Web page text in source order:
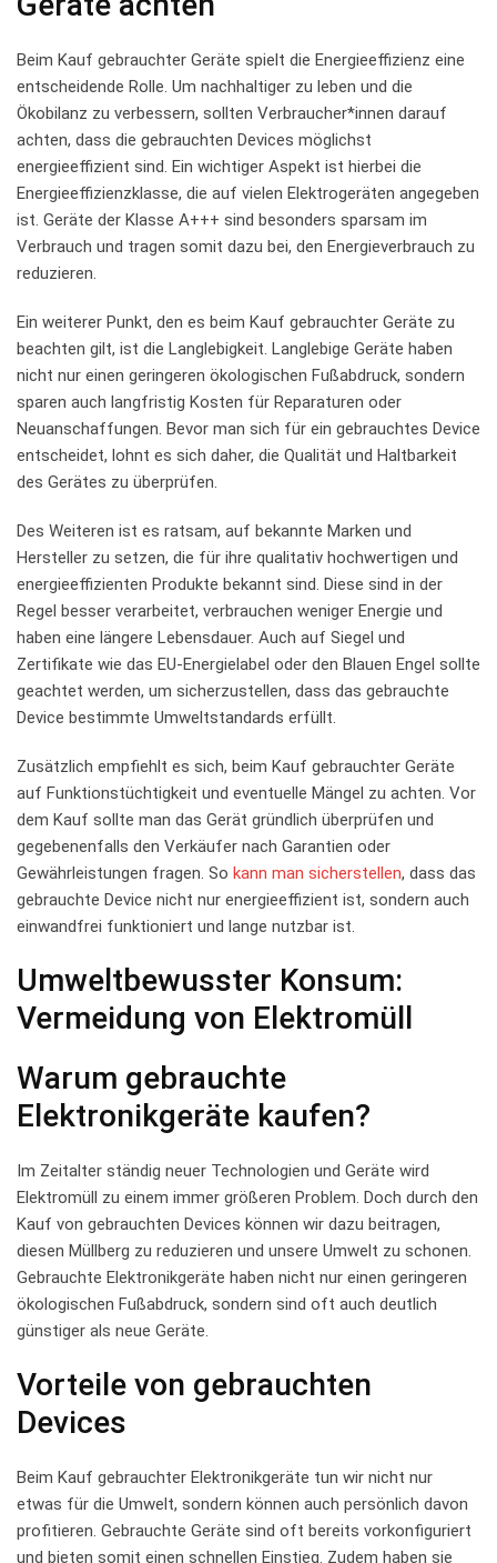
Beim Kauf gebrauchter Geräte spielt die Energieeffizienz eine
entscheidende Rolle. Um nachhaltiger zu leben und die
Ökobilanz zu verbessern,​ sollten Verbraucher*innen darauf
‌achten, dass die‍ gebrauchten Devices möglichst
energieeffizient⁢ sind. Ein wichtiger Aspekt⁤ ist ‍hierbei die
Energieeffizienzklasse, die auf vielen Elektrogeräten angegeben
ist. Geräte der Klasse A+++ sind besonders⁢ sparsam im⁢
Verbrauch und ⁢tragen somit dazu bei, den Energieverbrauch ​zu
reduzieren.
Ein weiterer Punkt, ⁤den ⁣es beim Kauf gebrauchter Geräte zu
beachten gilt, ist die Langlebigkeit. Langlebige Geräte haben
nicht nur einen​ geringeren ökologischen Fußabdruck, sondern
sparen auch langfristig Kosten für Reparaturen oder
Neuanschaffungen. Bevor man ​sich für‍ ein ‌gebrauchtes​ Device
entscheidet, lohnt es sich⁢ daher, die Qualität und Haltbarkeit
des Gerätes zu ⁤überprüfen.
Des Weiteren ist es ratsam, auf bekannte Marken und
Hersteller zu setzen, die ‌für ihre qualitativ hochwertigen und
energieeffizienten Produkte bekannt sind. Diese sind in der
Regel besser verarbeitet, verbrauchen weniger Energie und
haben eine längere Lebensdauer. Auch auf Siegel ‌und
Zertifikate wie das EU-Energielabel oder den Blauen Engel sollte
geachtet werden, um sicherzustellen, dass das gebrauchte
Device bestimmte Umweltstandards erfüllt.
Zusätzlich empfiehlt es sich, beim Kauf‌ gebrauchter Geräte‍
auf Funktionstüchtigkeit und eventuelle Mängel zu achten. Vor
dem Kauf sollte man das Gerät gründlich überprüfen und
gegebenenfalls den Verkäufer nach Garantien oder
Gewährleistungen fragen. So kann man sicherstellen, dass das
‌gebrauchte Device nicht⁣ nur energieeffizient ist, sondern⁢ auch
einwandfrei funktioniert ⁤und ‍lange nutzbar ist.
Umweltbewusster⁣ Konsum:
Vermeidung von Elektromüll
Warum gebrauchte​
Elektronikgeräte kaufen?
Im Zeitalter ständig neuer Technologien und Geräte wird
Elektromüll zu einem immer ‌größeren Problem. Doch durch den
Kauf von gebrauchten Devices können ⁢wir dazu beitragen,
diesen Müllberg zu reduzieren⁢ und unsere Umwelt zu schonen.
Gebrauchte Elektronikgeräte haben nicht nur einen geringeren
ökologischen‍ Fußabdruck, sondern sind oft auch deutlich
günstiger als neue Geräte.
Vorteile von gebrauchten
Devices
Beim Kauf gebrauchter ​Elektronikgeräte tun wir nicht nur
etwas ⁤für die Umwelt, sondern können auch persönlich davon
profitieren. Gebrauchte Geräte sind oft bereits vorkonfiguriert
und bieten somit einen schnellen Einstieg. ⁣Zudem haben sie​